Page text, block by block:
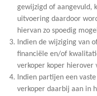
gewijzigd of aangevuld,
uitvoering daardoor
hiervan zo spoedig
Indien de wijziging van
financiële en/of
verkoper koper
Indien partijen een
verkoper daarbij aan in